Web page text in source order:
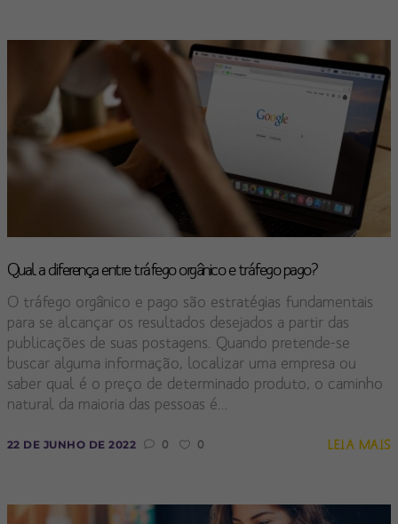
Qual a diferença entre tráfego orgânico e tráfego pago?
O tráfego orgânico e pago são estratégias fundamentais
para se alcançar os resultados desejados a partir das
publicações de suas postagens. Quando pretende-se
buscar alguma informação, localizar uma empresa ou
saber qual é o preço de determinado produto, o caminho
natural da maioria das pessoas é...
22 DE JUNHO DE 2022 0 0 LEIA MAIS